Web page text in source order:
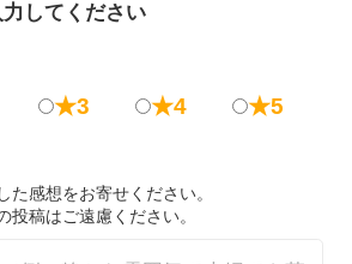
してください
★3 ★4 ★5
た感想をお寄せください。
投稿はご遠慮ください。